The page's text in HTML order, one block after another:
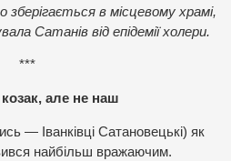
зберігається в місцевому храмі,
Сатанів від епідемії холери.
***
козак, але не наш
— Іванківці Сатановецькі) як
найбільш вражаючим.